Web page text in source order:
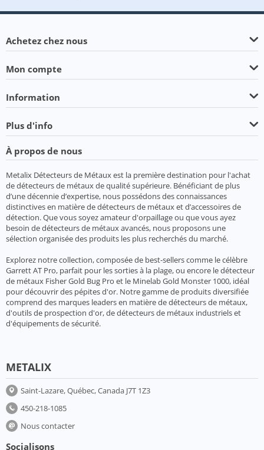
Achetez chez nous
Mon compte
Information
Plus d'info
À propos de nous
Metalix Détecteurs de Métaux est la première destination pour l'achat
de détecteurs de métaux de qualité supérieure. Bénéficiant de plus
d’une décennie d’expertise, nous possédons des connaissances
distinctives en matière de détecteurs de métaux et d’accessoires de
détection. Que vous soyez amateur d'orpaillage ou que vous ayez
besoin de détecteurs de métaux avancés, nous proposons une
sélection organisée des produits les plus recherchés du marché.
Explorez notre collection, composée de best-sellers comme le célèbre
Garrett AT Pro, parfait pour les sorties à la plage, ou encore le détecteur
de métaux Fisher Gold Bug Pro et le Minelab Gold Monster 1000, idéal
pour découvrir des pépites d'or. Notre gamme de produits diversifiée
comprend des marques leaders en matière de détecteurs de métaux,
d'outils de prospection d'or, de détecteurs de métaux industriels et
d'équipements de sécurité.
METALIX
Saint-Lazare, Québec, Canada J7T 1Z3
450-218-1085
Nous contacter
Socialisons